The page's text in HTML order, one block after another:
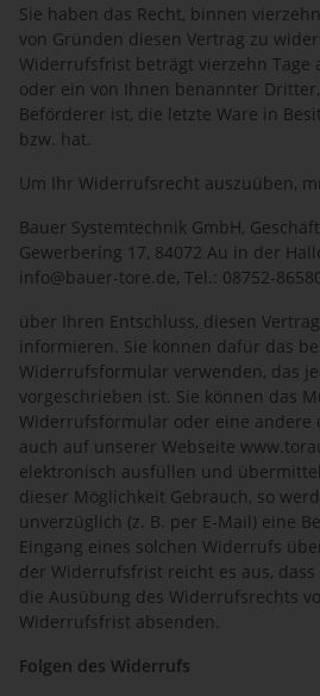
Sie haben das Recht, binnen
von Gründen diesen Vertrag zu
Widerrufsfrist beträgt vierzehn Tage
oder ein von Ihnen benannter
Beförderer ist, die letzte Ware in
bzw. hat.
Um Ihr Widerrufsrecht auszuüben,
Bauer Systemtechnik GmbH,
Gewerbering 17, 84072 Au in der
info@bauer-tore.de, Tel.: 08752-
über Ihren Entschluss, diesen
informieren. Sie können dafür das
Widerrufsformular verwenden, das
vorgeschrieben ist. Sie können das
Widerrufsformular oder eine andere
auch auf unserer Webseite
elektronisch ausfüllen und
dieser Möglichkeit Gebrauch, so
unverzüglich (z. B. per E-Mail) eine
Eingang eines solchen Widerrufs
der Widerrufsfrist reicht es aus,
die Ausübung des Widerrufsrechts
Widerrufsfrist absenden.
Folgen des Widerrufs